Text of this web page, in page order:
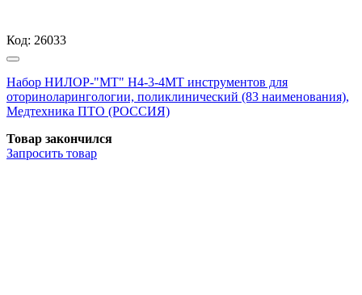
Код: 26033
Набор НИЛОР-"МТ" Н4-3-4МТ инструментов для
оториноларингологии, поликлинический (83 наименования),
Медтехника ПТО (РОССИЯ)
Товар закончился
Запросить товар